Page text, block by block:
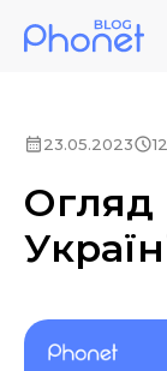
23.05.2023
Огляд